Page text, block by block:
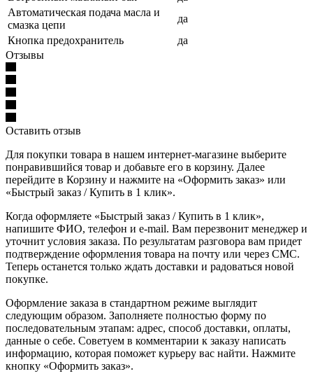
Автоматическая подача масла и
смазка цепи
да
Кнопка предохранитель
да
Отзывы
Оставить отзыв
Для покупки товара в нашем интернет-магазине выберите
понравившийся товар и добавьте его в корзину. Далее
перейдите в Корзину и нажмите на «Оформить заказ» или
«Быстрый заказ / Купить в 1 клик».
Когда оформляете «Быстрый заказ / Купить в 1 клик»,
напишите ФИО, телефон и e-mail. Вам перезвонит менеджер и
уточнит условия заказа. По результатам разговора вам придет
подтверждение оформления товара на почту или через СМС.
Теперь останется только ждать доставки и радоваться новой
покупке.
Оформление заказа в стандартном режиме выглядит
следующим образом. Заполняете полностью форму по
последовательным этапам: адрес, способ доставки, оплаты,
данные о себе. Советуем в комментарии к заказу написать
информацию, которая поможет курьеру вас найти. Нажмите
кнопку «Оформить заказ».